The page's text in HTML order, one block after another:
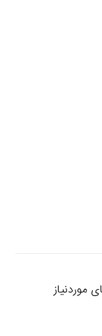
موردنیاز